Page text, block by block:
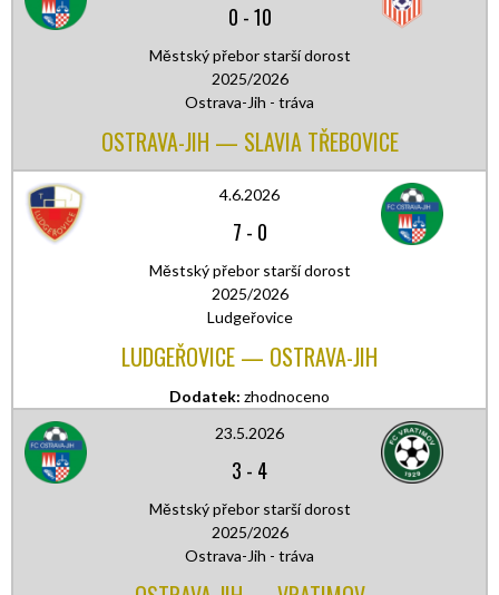
0 -10
Městský přebor starší dorost
2025/2026
Ostrava-Jih - tráva
OSTRAVA-JIH — SLAVIA TŘEBOVICE
4.6.2026
7 - 0
Městský přebor starší dorost
2025/2026
Ludgeřovice
LUDGEŘOVICE — OSTRAVA-JIH
Dodatek: zhodnoceno
23.5.2026
3 - 4
Městský přebor starší dorost
2025/2026
Ostrava-Jih - tráva